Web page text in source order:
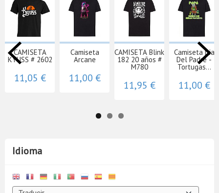
Idioma
CAMISETA
KYUSS # 2602
11,05 €
Camiseta
Arcane
11,00 €
CAMISETA Blink
182 20 años #
M780
11,95 €
Camiseta Dia
Del Padre -
Tortugas...
11,00 €